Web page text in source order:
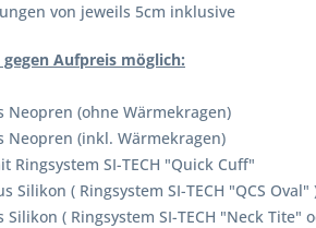
von jeweils 5cm inklusive
Aufpreis möglich:
aus Neopren (ohne
aus Neopren (inkl.
mit
aus Silikon ( Ringsystem SI-
Silikon ( Ringsystem SI-TECH "Neck